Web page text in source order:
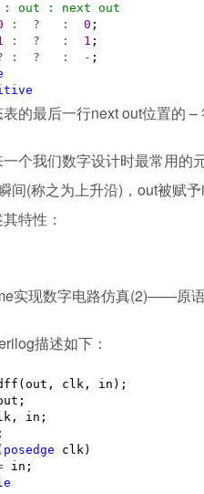
: out : next out
:  ?   : 0 ;
:  ?   : 1 ;
:  ?   :  -
最后一行next out位置的 –
我们数字设计时最常用的
间(称之为上升沿)，out被赋
特性：
描述如下：
posedge clk)